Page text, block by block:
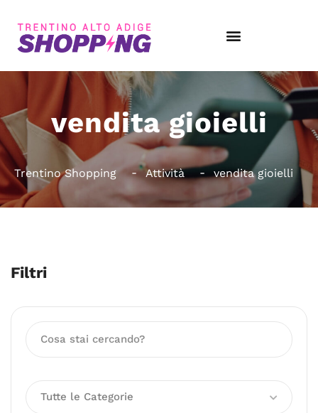
vendita gioielli
Trentino Shopping Attività vendita gioielli
Filtri
Tutte le Categorie